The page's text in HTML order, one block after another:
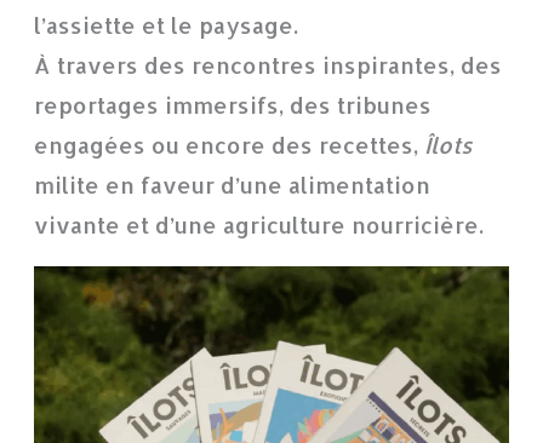
l’assiette et le paysage.
À travers des rencontres inspirantes, des
reportages immersifs, des tribunes
engagées ou encore des recettes, Îlots
milite en faveur d’une alimentation
vivante et d’une agriculture nourricière.